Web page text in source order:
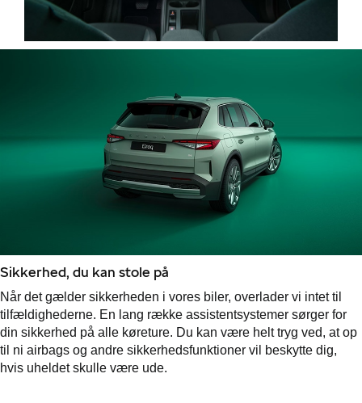
Sikkerhed, du kan stole på
Når det gælder sikkerheden i vores biler, overlader vi intet til
tilfældighederne. En lang række assistentsystemer sørger for
din sikkerhed på alle køreture. Du kan være helt tryg ved, at op
til ni airbags og andre sikkerhedsfunktioner vil beskytte dig,
hvis uheldet skulle være ude.